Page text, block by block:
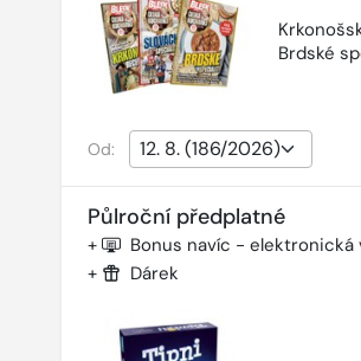
Brdské
Od:
Půlroční předplatné
+ Bonus navíc - elektronická
+ Dárek